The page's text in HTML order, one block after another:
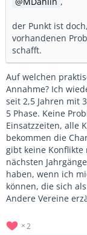
der Punkt ist
vorhandenen
schafft.
Auf welchen
Annahme? Ich
seit 2,5 Jahren mit
5 Phase. Keine
Einsatzzeiten, alle
bekommen die
gibt keine
nächsten
haben, wenn ich
können, die sich
Andere Vereine
2